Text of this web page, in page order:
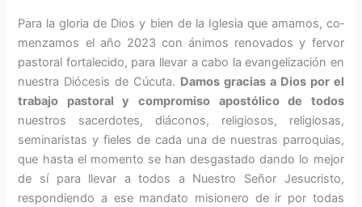
Para la gloria de Dios y bien de la Iglesia que amamos, co­
menzamos el año 2023 con ánimos renovados y fervor
pasto­ral fortalecido, para llevar a cabo la evangelización en
nuestra Diócesis de Cúcuta. Damos gracias a Dios por el
trabajo pastoral y compro­miso apostólico de todos
nuestros sacerdotes, diáconos, religiosos, religiosas,
seminaristas y fieles de cada una de nuestras parroquias,
que hasta el momento se han des­gastado dando lo mejor
de sí para llevar a todos a Nuestro Señor Jesu­cristo,
respondiendo a ese mandato misionero de ir por todas